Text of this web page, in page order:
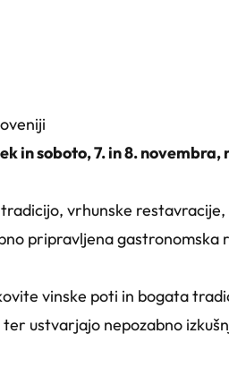
in soboto, 7. in 8. novembra,
vrhunske
pripravljena gastronomska
vinske poti in bogata
ustvarjajo nepozabno